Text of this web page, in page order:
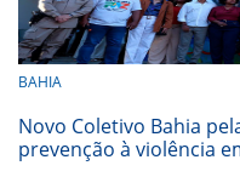
BAHIA
Novo Coletivo Bahia
prevenção à violência